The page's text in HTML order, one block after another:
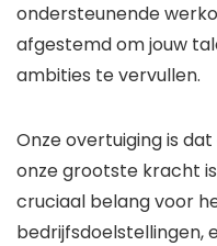
ondersteunende
afgestemd om jouw
ambities te vervullen.
Onze overtuiging is
onze grootste kracht
cruciaal belang voor
bedrijfsdoelstellingen,